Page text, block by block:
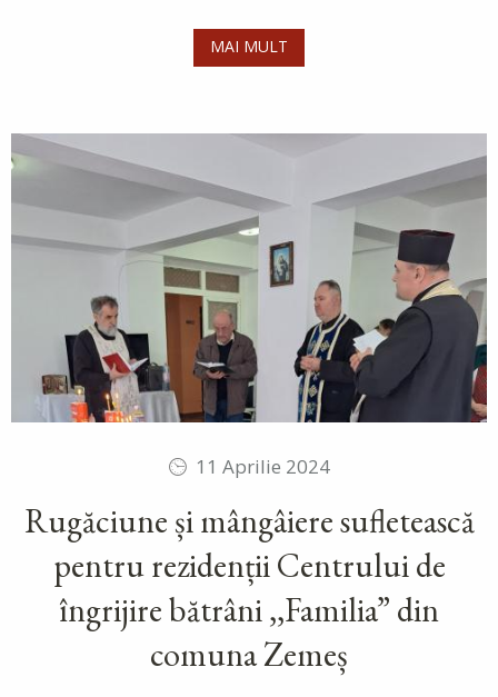
MAI MULT
11 Aprilie 2024
Rugăciune și mângâiere sufletească
pentru rezidenții Centrului de
îngrijire bătrâni ,,Familia” din
comuna Zemeș